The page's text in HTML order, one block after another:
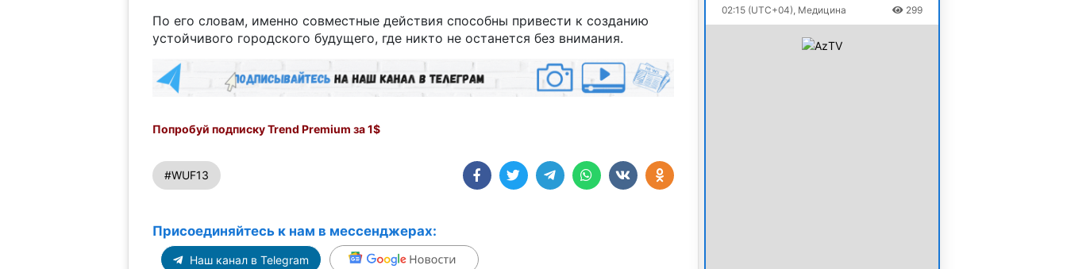
По его словам, именно совместные действия способны привести к созданию
устойчивого городского будущего, где никто не останется без внимания.
Попробуй подписку Trend Premium за 1$
#WUF13
Присоединяйтесь к нам в мессенджерах:
Наш канал в Telegram
02:15 (UTC+04), Медицина 299